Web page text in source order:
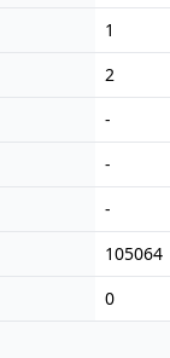
1
2
-
-
-
105064
0